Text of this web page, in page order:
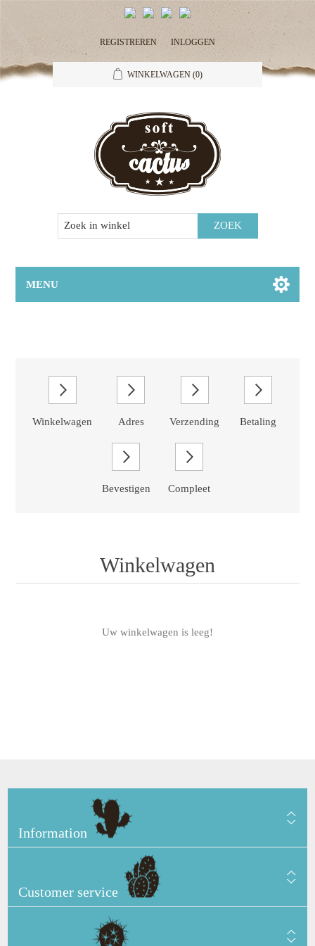
REGISTREREN INLOGGEN
WINKELWAGEN (0)
MENU
Winkelwagen Adres Verzending Betaling
Bevestigen Compleet
Winkelwagen
Uw winkelwagen is leeg!
Information
Customer service